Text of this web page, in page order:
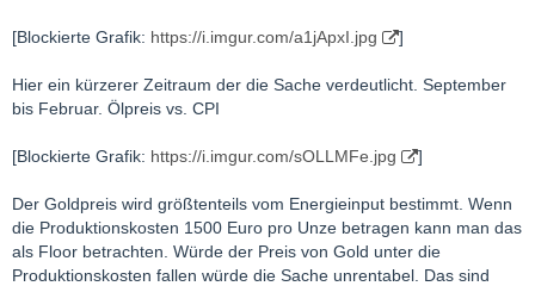
[Blockierte Grafik: https://i.imgur.com/a1jApxI.jpg ]
Hier ein kürzerer Zeitraum der die Sache verdeutlicht. September
bis Februar. Ölpreis vs. CPI
[Blockierte Grafik: https://i.imgur.com/sOLLMFe.jpg ]
Der Goldpreis wird größtenteils vom Energieinput bestimmt. Wenn
die Produktionskosten 1500 Euro pro Unze betragen kann man das
als Floor betrachten. Würde der Preis von Gold unter die
Produktionskosten fallen würde die Sache unrentabel. Das sind